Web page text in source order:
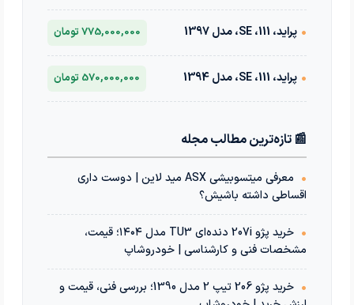
• پراید، 111، SE، مدل 1397 775,000,000 تومان
• پراید، 111، SE، مدل 1394 570,000,000 تومان
📰 تازه‌ترین مطالب مجله
•
معرفی میتسوبیشی ASX مید لاین | دوست داری
اقساطی داشته باشیش؟
•
خرید پژو 207i دنده‌ای TU3 مدل ۱۴۰۴؛ قیمت،
مشخصات فنی و کارشناسی | خودروشاپ
•
خرید پژو 206 تیپ 2 مدل 1390؛ بررسی فنی، قیمت و